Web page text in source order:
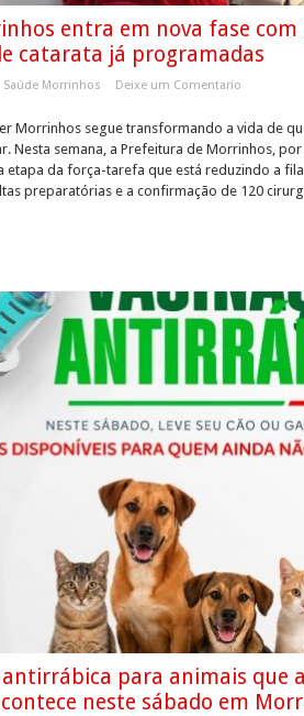
entra em nova fase
catarata já programadas
Saúde Morrinhos Deixe um Comentario
Morrinhos segue transformando a vida de
Nesta semana, a Prefeitura de Morrinhos,
etapa da força-tarefa que está reduzindo a
preparatórias e a confirmação de 120
antirrábica para animais que
neste sábado em